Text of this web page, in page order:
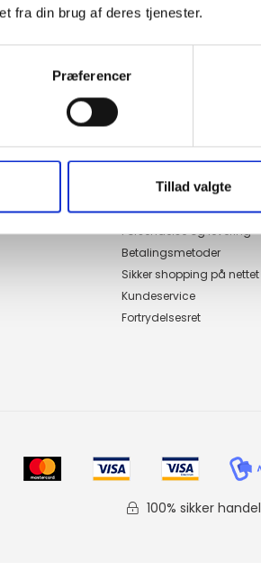
fra din brug af deres tjenester.
Præferencer
Tillad valgte
Genveje
Handelsbetingelser
Forsendelse og levering
Betalingsmetoder
Sikker shopping på nettet
Kundeservice
Fortrydelsesret
100% sikker handel